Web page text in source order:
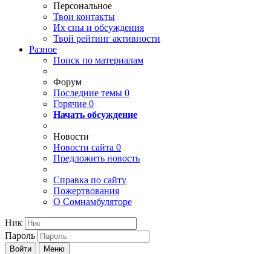
Персональное
Твои контакты
Их сны и обсуждения
Твой рейтинг активности
Разное
Поиск по материалам
Форум
Последние темы 0
Горячие 0
Начать обсуждение
Новости
Новости сайта 0
Предложить новость
Справка по сайту
Пожертвования
О Сомнамбуляторе
Ник
Пароль
Войти Меню